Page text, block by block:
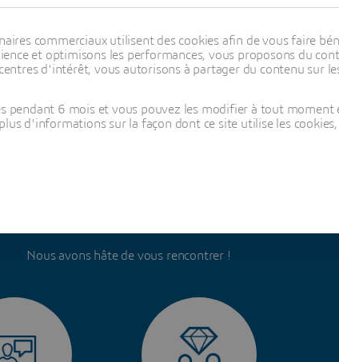
Nous avons hâte de vous rencontrer !
commerciaux utilisent des cookies afin de vous faire
et optimisons les performances, vous proposons du
d'intérêt, vous autorisons à partager du contenu sur
pendant 6 mois et vous pouvez les modifier à tout moment
d'informations sur la façon dont ce site utilise les